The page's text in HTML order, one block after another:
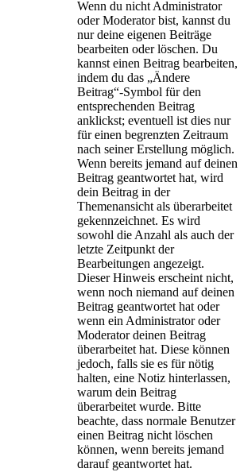
Wenn du nicht Administrator
oder Moderator bist, kannst du
nur deine eigenen Beiträge
bearbeiten oder löschen. Du
kannst einen Beitrag bearbeiten,
indem du das „Ändere
Beitrag“-Symbol für den
entsprechenden Beitrag
anklickst; eventuell ist dies nur
für einen begrenzten Zeitraum
nach seiner Erstellung möglich.
Wenn bereits jemand auf deinen
Beitrag geantwortet hat, wird
dein Beitrag in der
Themenansicht als überarbeitet
gekennzeichnet. Es wird
sowohl die Anzahl als auch der
letzte Zeitpunkt der
Bearbeitungen angezeigt.
Dieser Hinweis erscheint nicht,
wenn noch niemand auf deinen
Beitrag geantwortet hat oder
wenn ein Administrator oder
Moderator deinen Beitrag
überarbeitet hat. Diese können
jedoch, falls sie es für nötig
halten, eine Notiz hinterlassen,
warum dein Beitrag
überarbeitet wurde. Bitte
beachte, dass normale Benutzer
einen Beitrag nicht löschen
können, wenn bereits jemand
darauf geantwortet hat.